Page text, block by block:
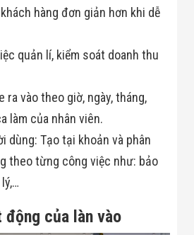
Máy Dò Tìm
Khủng Bố
THIẾT BỊ
CHUYÊN
Máy Dò Tạp
Chất
Màn Hình
Ghi Âm
Máy X-Ray
hàng đơn giản hơn khi dễ
quản lí, kiểm soát doanh thu
ra vào theo giờ, ngày, tháng,
làm của nhân viên.
dùng: Tạo tại khoản và phân
theo từng công việc như: bảo
động của làn vào